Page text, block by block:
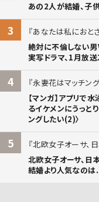
あの2人が結婚、子
3
あなたは私におと
絶対に不倫しない男
実写ドラマ、1月放
4
永妻花はマッチン
【マンガ】アプリで
るイケメンにうっと
ングしたい(2)〉
5
北欧女子オーサ、
北欧女子オーサ、日
結婚より人気なのは